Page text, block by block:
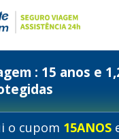
: 15 anos e
o cupom 15ANOS